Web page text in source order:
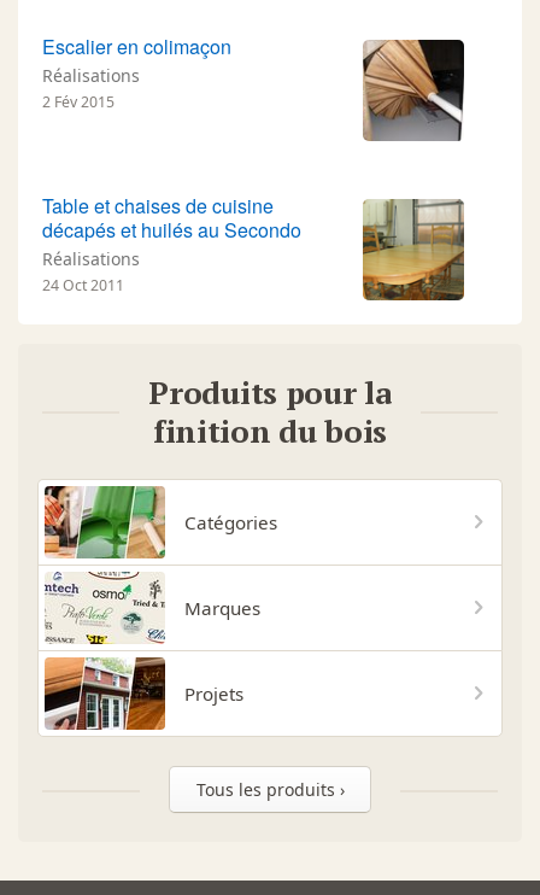
Escalier en colimaçon
Réalisations
2 Fév 2015
Table et chaises de cuisine
décapés et huilés au Secondo
Réalisations
24 Oct 2011
Produits pour la
finition du bois
Catégories
Marques
Projets
Tous les produits ›